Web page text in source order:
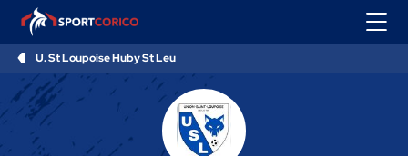
U. St Loupoise Huby St Leu